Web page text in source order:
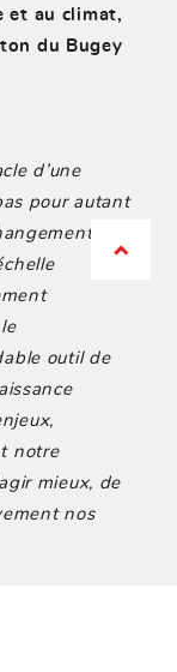
et au climat,
du Bugey
d’une
pour autant
outil de
notre
mieux, de
nos